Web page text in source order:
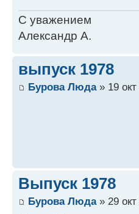
С уважением
Александр А.
выпуск 1978
Бурова Люда» 19 окт
Выпуск 1978
Бурова Люда» 29 окт